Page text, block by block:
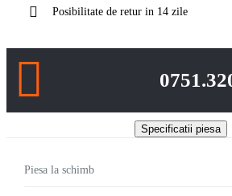
Posibilitate de retur in 14 zile
Specificatii piesa
Piesa la schimb